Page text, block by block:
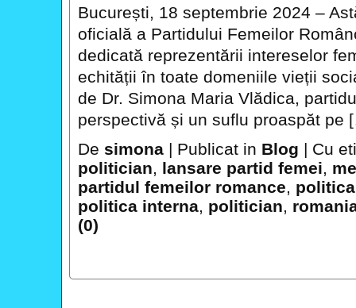
București, 18 septembrie 2024 –
oficială a Partidului Femeilor
dedicată reprezentării intereselor
echității în toate domeniile vieții
de Dr. Simona Maria Vlădica,
perspectivă și un suflu proaspăt pe
De simona | Publicat in Blog | Cu
politician, lansare partid femei,
partidul femeilor romance,
politica interna, politician,
(0)